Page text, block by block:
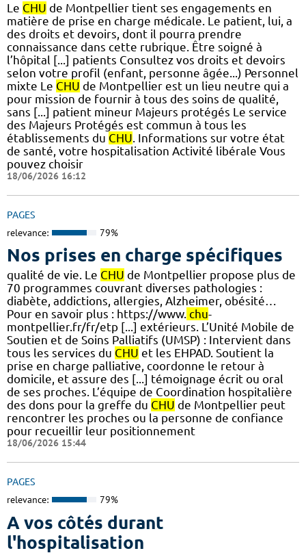
Le CHU de Montpellier tient ses engagements en
matière de prise en charge médicale. Le patient, lui, a
des droits et devoirs, dont il pourra prendre
connaissance dans cette rubrique. Être soigné à
l’hôpital [...] patients Consultez vos droits et devoirs
selon votre profil (enfant, personne âgée...) Personnel
mixte Le CHU de Montpellier est un lieu neutre qui a
pour mission de fournir à tous des soins de qualité,
sans [...] patient mineur Majeurs protégés Le service
des Majeurs Protégés est commun à tous les
établissements du CHU . Informations sur votre état
de santé, votre hospitalisation Activité libérale Vous
pouvez choisir
18/06/2026 16:12
PAGES
relevance: 79%
Nos prises en charge spécifiques
qualité de vie. Le CHU de Montpellier propose plus de
70 programmes couvrant diverses pathologies :
diabète, addictions, allergies, Alzheimer, obésité…
Pour en savoir plus : https://www. chu-
montpellier.fr/fr/etp [...] extérieurs. L’Unité Mobile de
Soutien et de Soins Palliatifs (UMSP) : Intervient dans
tous les services du CHU et les EHPAD. Soutient la
prise en charge palliative, coordonne le retour à
domicile, et assure des [...] témoignage écrit ou oral
de ses proches. L’équipe de Coordination hospitalière
des dons pour la greffe du CHU de Montpellier peut
rencontrer les proches ou la personne de confiance
pour recueillir leur positionnement
18/06/2026 15:44
PAGES
relevance: 79%
A vos côtés durant
l'hospitalisation